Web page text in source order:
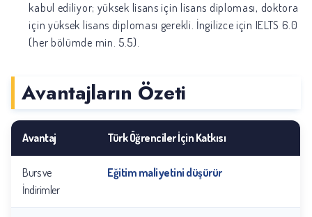
kabul ediliyor; yüksek lisans için lisans diploması, doktora
için yüksek lisans diploması gerekli. İngilizce için IELTS 6.0
(her bölümde min. 5.5).
Avantajların Özeti
Avantaj Türk Öğrenciler İçin Katkısı
Burs ve
İndirimler
Eğitim maliyetini düşürür